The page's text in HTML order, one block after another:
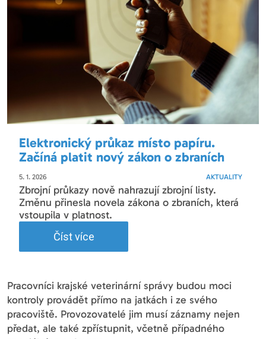
Elektronický průkaz místo papíru.
Začíná platit nový zákon o zbraních
5. 1. 2026 AKTUALITY
Zbrojní průkazy nově nahrazují zbrojní listy.
Změnu přinesla novela zákona o zbraních, která
vstoupila v platnost.
Číst více
Pracovníci krajské veterinární správy budou moci
kontroly provádět přímo na jatkách i ze svého
pracoviště. Provozovatelé jim musí záznamy nejen
předat, ale také zpřístupnit, včetně případného